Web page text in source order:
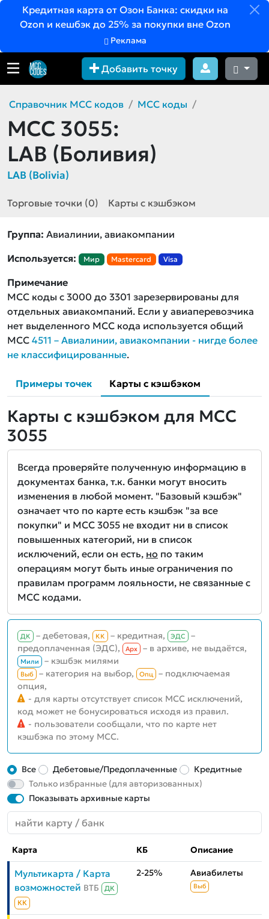
Кредитная карта от Озон Банка: скидки на
Ozon и кешбэк до 25% за покупки вне Ozon
Реклама
Добавить точку
Справочник MCC кодов MCC коды
MCC 3055:
LAB (Боливия)
LAB (Bolivia)
Торговые точки (0) Карты с кэшбэком
Группа: Авиалинии, авиакомпании
Используется:
Мир Mastercard Visa
Примечание
MCC коды с 3000 до 3301 зарезервированы для
отдельных авиакомпаний. Если у авиаперевозчика
нет выделенного MCC кода используется общий
MCC 4511 – Авиалинии, авиакомпании - нигде более
не классифицированные.
Примеры точек Карты с кэшбэком
Карты с кэшбэком для MCC
3055
Всегда проверяйте полученную информацию в
документах банка, т.к. банки могут вносить
изменения в любой момент. "Базовый кэшбэк"
означает что по карте есть кэшбэк "за все
покупки" и MCC 3055 не входит ни в список
повышенных категорий, ни в список
исключений, если он есть, но по таким
операциям могут быть иные ограничения по
правилам программ лояльности, не связанные с
MCC кодами.
ДК – дебетовая, КК – кредитная, ЭДС
–
предоплаченная (ЭДС),
Aрх – в архиве, не выдаётся,
Мили – кэшбэк милями
Выб – категория на выбор, Опц
– подключаемая
опция,
- для карты отсутствует список MCC исключений,
код может не бонусироваться исходя из правил.
- пользователи сообщали, что по карте нет
кэшбэка по этому MCC.
Все Дебетовые/Предоплаченные
Кредитные
Только избранные (для авторизованных)
Показывать архивные карты
Карта КБ Описание
Мультикарта / Карта
возможностей ВТБ
ДК
КК
2-25% Авиабилеты
Выб